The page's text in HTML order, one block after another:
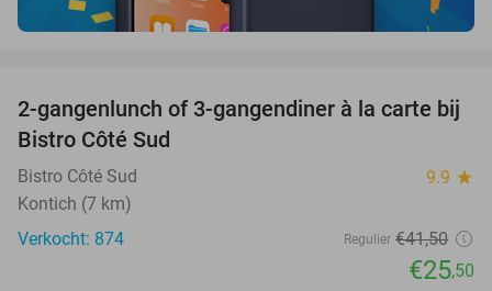
39%
2-gangenlunch of 3-gangendiner à la carte bij
Bistro Côté Sud
Bistro Côté Sud 9.9 star
Kontich (7 km)
Verkocht: 874
Regulier €41,50
€25,50